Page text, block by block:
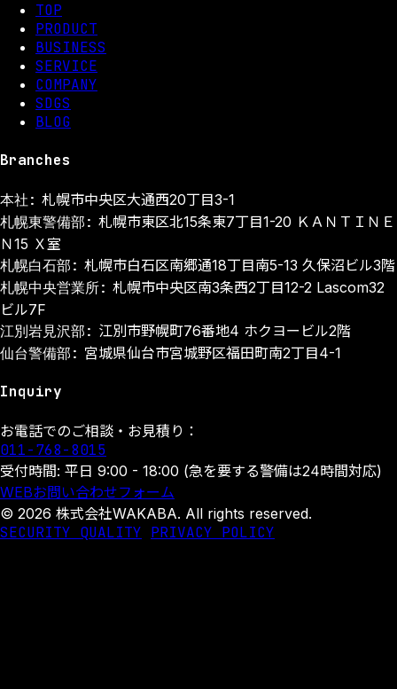
TOP
PRODUCT
BUSINESS
SERVICE
COMPANY
SDGS
BLOG
Branches
本社: 札幌市中央区大通西20丁目3-1
札幌東警備部: 札幌市東区北15条東7丁目1-20 ＫＡＮＴＩＮＥ
Ｎ15 Ｘ室
札幌白石部: 札幌市白石区南郷通18丁目南5-13 久保沼ビル3階
札幌中央営業所: 札幌市中央区南3条西2丁目12-2 Lascom32
ビル7F
江別岩見沢部: 江別市野幌町76番地4 ホクヨービル2階
仙台警備部: 宮城県仙台市宮城野区福田町南2丁目4-1
Inquiry
お電話でのご相談・お見積り：
011-768-8015
受付時間: 平日 9:00 - 18:00 (急を要する警備は24時間対応)
WEBお問い合わせフォーム
© 2026 株式会社WAKABA. All rights reserved.
SECURITY QUALITY PRIVACY POLICY